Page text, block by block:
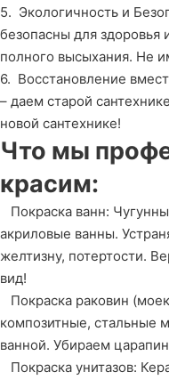
5. Экологичность и
безопасны для
полного высыхания. Не
6. Восстановление
– даем старой
новой сантехнике!
Что мы
красим:
Покраска ванн:
акриловые ванны.
желтизну, потертости.
вид!
Покраска раковин
композитные, стальные
ванной. Убираем
Покраска унитазов: